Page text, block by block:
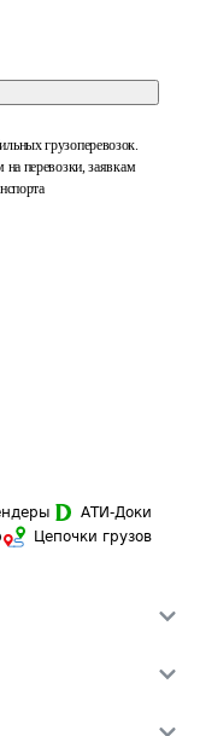
грузоперевозок.
на перевозки, заявкам
АТИ-Доки
Цепочки грузов